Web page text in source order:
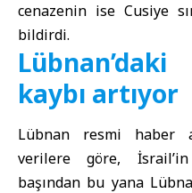
cenazenin ise Cusiye
bildirdi.
kaybı artıyor
Lübnan resmi haber
verilere göre,
başından bu yana